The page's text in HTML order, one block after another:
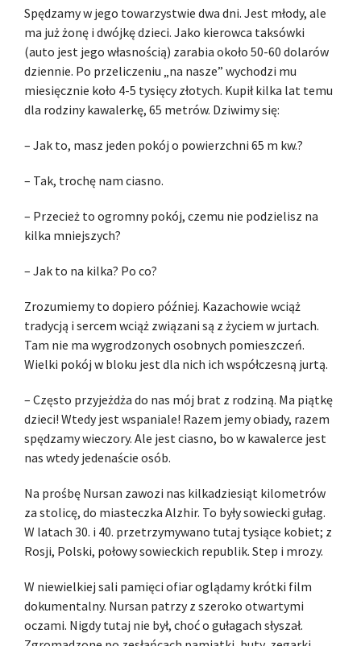
Spędzamy w jego towarzystwie dwa dni. Jest młody, ale
ma już żonę i dwójkę dzieci. Jako kierowca taksówki
(auto jest jego własnością) zarabia około 50-60 dolarów
dziennie. Po przeliczeniu „na nasze” wychodzi mu
miesięcznie koło 4-5 tysięcy złotych. Kupił kilka lat temu
dla rodziny kawalerkę, 65 metrów. Dziwimy się:
– Jak to, masz jeden pokój o powierzchni 65 m kw.?
– Tak, trochę nam ciasno.
– Przecież to ogromny pokój, czemu nie podzielisz na
kilka mniejszych?
– Jak to na kilka? Po co?
Zrozumiemy to dopiero później. Kazachowie wciąż
tradycją i sercem wciąż związani są z życiem w jurtach.
Tam nie ma wygrodzonych osobnych pomieszczeń.
Wielki pokój w bloku jest dla nich ich współczesną jurtą.
– Często przyjeżdża do nas mój brat z rodziną. Ma piątkę
dzieci! Wtedy jest wspaniale! Razem jemy obiady, razem
spędzamy wieczory. Ale jest ciasno, bo w kawalerce jest
nas wtedy jedenaście osób.
Na prośbę Nursan zawozi nas kilkadziesiąt kilometrów
za stolicę, do miasteczka Alzhir. To były sowiecki gułag.
W latach 30. i 40. przetrzymywano tutaj tysiące kobiet; z
Rosji, Polski, połowy sowieckich republik. Step i mrozy.
W niewielkiej sali pamięci ofiar oglądamy krótki film
dokumentalny. Nursan patrzy z szeroko otwartymi
oczami. Nigdy tutaj nie był, choć o gułagach słyszał.